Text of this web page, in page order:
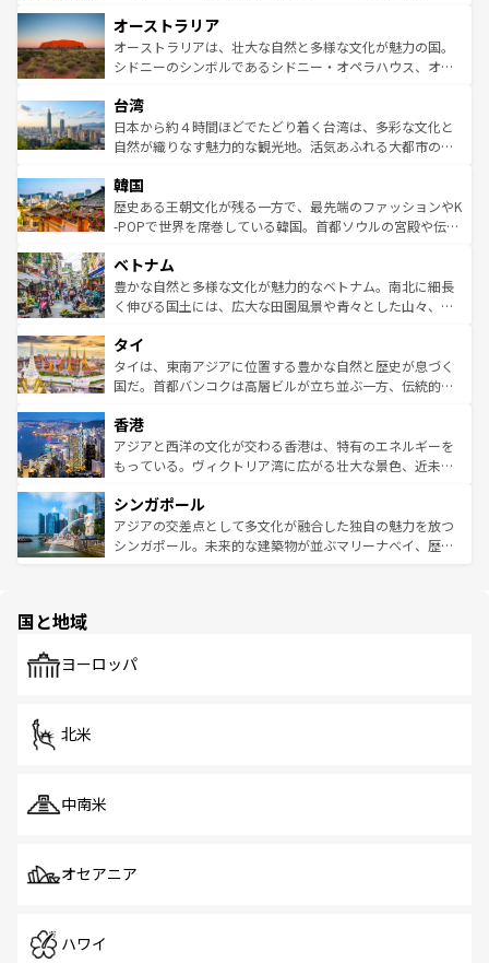
部のニューオーリンズでは、音楽と美食が融合した独特の
文化が魅力。旅行者はアメリカの各地域で異なる魅力を楽
しみながら、その多様性と豊かな歴史を感じることができ
ならではの贅沢な旅のスタイルだ。 なお、新着のアメリカ
情報はコンテンツ一覧を参照してほしい。
ワイ島は見逃せない。また、定番の観光地といえばオアフ
島だが、静かな自然を求めるならマウイ島やカウアイ島が
おすすめ。エメラルドグリーンに輝く海をはじめ、豊かな
れるおもてなしの心で訪れる人々を迎えてくれるハワイの
人々、おいしいローカルフードやハワイアンミュージッ
ク、伝統的なフラダンスなど、すべてがハワイの魅力を彩
ワイを、存分に味わってほしい。 なお、新着のハワイ情報
はコンテンツ一覧を参照してほしい。
オーストラリア
オーストラリアは、壮大な自然と多様な文化が魅力の国。
シドニーのシンボルであるシドニー・オペラハウス、オー
リアリーフや大陸中央部にそびえるウルル（エアーズロッ
ク）、タスマニアの美しい原生林やケアンズの熱帯雨林な
ど、見どころがたくさん。また、カフェやワイン、オージ
いる。アクティビティも充実しており、サーフィンやダイ
ビング、ハイキングなど、アウトドア好きにはたまらな
い。オーストラリアの多彩な魅力を存分に味わいつくそ
参照してほしい。
台湾
日本から約４時間ほどでたどり着く台湾は、多彩な文化と
自然が織りなす魅力的な観光地。活気あふれる大都市の台
ン）、静ひつな山岳地帯である台湾東部など、都市の喧騒
と山間の静けさが共存しており、訪れる人に新しい発見と
驚きをもたらしてくれる。また、奥深い台湾の食文化も魅
容にもいいと評判のスイーツなど、バラエティ豊かな料理
が味わえる。 なお、新着の台湾情報は コンテンツ一覧を参
照してほしい。
韓国
歴史ある王朝文化が残る一方で、最先端のファッションやK
-POPで世界を席巻している韓国。首都ソウルの宮殿や伝統
き、地方に足を延ばせば四季折々の自然美を楽しむことが
できる。そして、キムチや焼肉、絶品のストリートフード
まで、さまざまな韓国料理が待っている。夜には、韓国な
リティに包まれながら、韓国の多彩な魅力を心ゆくまで味
わってみてほしい。 なお、新着の韓国情報はコンテンツ一
覧を参照してほしい。
ベトナム
豊かな自然と多様な文化が魅力的なベトナム。南北に細長
く伸びる国土には、広大な田園風景や青々とした山々、世
急速な発展と共に伝統が息づく。ハノイの古い町並みやホ
ーチミン市のフランス統治時代の建物も、独特の雰囲気を
醸し出している。また、バラエティの豊かさとおいしさで
とつ。フォーやバインミー、ベトナムコーヒーなどは、ぜ
ひ現地で味わいたい。どの地域を訪れてもあたたかい人々
が旅行者を迎えてくれるので、きっと忘れられない旅にな
参照してほしい。
タイ
タイは、東南アジアに位置する豊かな自然と歴史が息づく
国だ。首都バンコクは高層ビルが立ち並ぶ一方、伝統的な
の活気が交差している。北部ではチェンマイなどの山岳地
帯で自然と触れ合い、南部ではプーケットやクラビの美し
いビーチでリゾート気分を楽しむことができる。タイ料理
激する。気候は一年中温暖で、どの季節にも異なる楽しみ
が待っている。親しみやすいタイの人々、仏教を中心とし
た文化、そして多様な観光資源が、訪れる旅人を魅了し続
香港
アジアと西洋の文化が交わる香港は、特有のエネルギーを
もっている。ヴィクトリア湾に広がる壮大な景色、近未来
み、どこを訪れても感動するはず。観光スポットが密集し
ており、効率よく見どころを回れるのも魅力。息をのむよ
うな絶景から文化的な体験まで、香港を存分に楽しみ尽く
シンガポール
アジアの交差点として多文化が融合した独自の魅力を放つ
シンガポール。未来的な建築物が並ぶマリーナベイ、歴史
で、ホーカーズは地元の風情を楽しめる外せないスポット
国と地域
ヨーロッパ
北米
中南米
オセアニア
ハワイ